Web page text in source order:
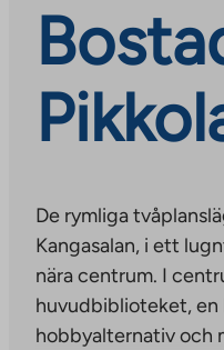
De rymliga
Kangasalan, i ett
nära centrum. I
huvudbiblioteket, en
hobbyalternativ och